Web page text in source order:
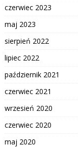
czerwiec 2023
maj 2023
sierpień 2022
lipiec 2022
październik 2021
czerwiec 2021
wrzesień 2020
czerwiec 2020
maj 2020